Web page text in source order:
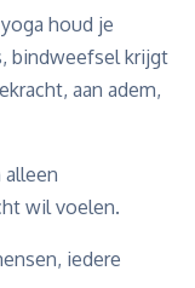
houd je
bindweefsel krijgt
aan adem,
wil voelen.
iedere